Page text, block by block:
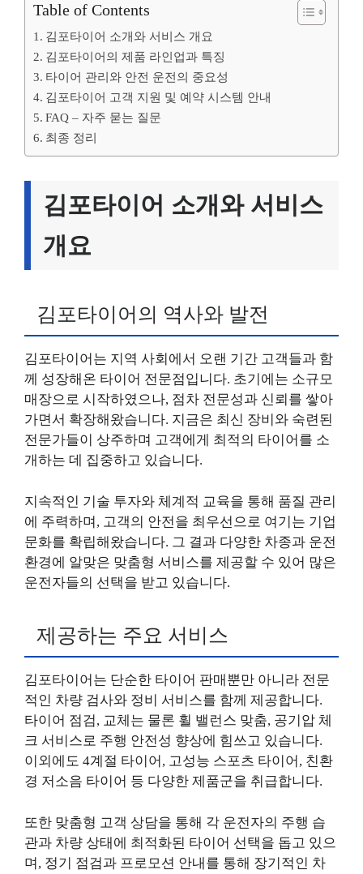
Table of Contents
김포타이어 소개와 서비스 개요
김포타이어의 제품 라인업과 특징
타이어 관리와 안전 운전의 중요성
김포타이어 고객 지원 및 예약 시스템 안내
FAQ – 자주 묻는 질문
최종 정리
김포타이어 소개와 서비스
개요
김포타이어의 역사와 발전
김포타이어는 지역 사회에서 오랜 기간 고객들과 함
께 성장해온 타이어 전문점입니다. 초기에는 소규모
매장으로 시작하였으나, 점차 전문성과 신뢰를 쌓아
가면서 확장해왔습니다. 지금은 최신 장비와 숙련된
전문가들이 상주하며 고객에게 최적의 타이어를 소
개하는 데 집중하고 있습니다.
지속적인 기술 투자와 체계적 교육을 통해 품질 관리
에 주력하며, 고객의 안전을 최우선으로 여기는 기업
문화를 확립해왔습니다. 그 결과 다양한 차종과 운전
환경에 알맞은 맞춤형 서비스를 제공할 수 있어 많은
운전자들의 선택을 받고 있습니다.
제공하는 주요 서비스
김포타이어는 단순한 타이어 판매뿐만 아니라 전문
적인 차량 검사와 정비 서비스를 함께 제공합니다.
타이어 점검, 교체는 물론 휠 밸런스 맞춤, 공기압 체
크 서비스로 주행 안전성 향상에 힘쓰고 있습니다.
이외에도 4계절 타이어, 고성능 스포츠 타이어, 친환
경 저소음 타이어 등 다양한 제품군을 취급합니다.
또한 맞춤형 고객 상담을 통해 각 운전자의 주행 습
관과 차량 상태에 최적화된 타이어 선택을 돕고 있으
며, 정기 점검과 프로모션 안내를 통해 장기적인 차